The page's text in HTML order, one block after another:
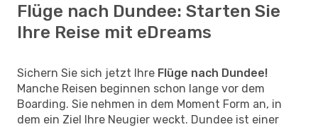
Flüge nach Dundee: Starten Sie
Ihre Reise mit eDreams
Sichern Sie sich jetzt Ihre Flüge nach Dundee!
Manche Reisen beginnen schon lange vor dem
Boarding. Sie nehmen in dem Moment Form an, in
dem ein Ziel Ihre Neugier weckt. Dundee ist einer